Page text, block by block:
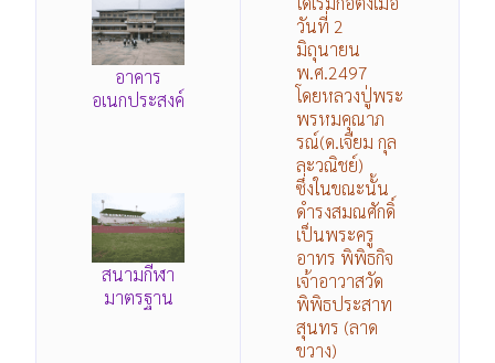
อาคาร
อเนกประสงค์
สนามกีฬา
มาตรฐาน
วันที่ 2
มิถุนายน
พ.ศ.2497
โดยหลวงปู่พระ
พรหมคุณาภ
รณ์(ด.เจียม กุล
ละวณิชย์)
ซึ่งในขณะนั้น
ดำรงสมณศักดิ์
เป็นพระครู
อาทร พิพิธกิจ
เจ้าอาวาสวัด
พิพิธประสาท
สุนทร (ลาด
ขวาง)